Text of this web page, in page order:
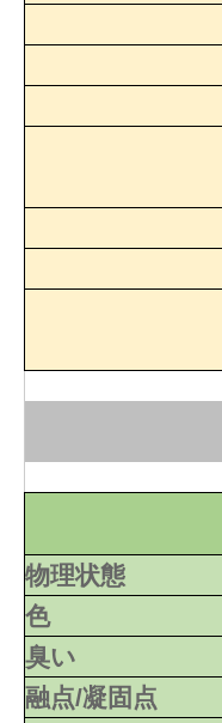
物理状態
色
臭い
融点/凝固点